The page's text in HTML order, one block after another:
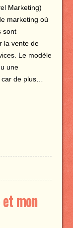
Marketing)
marketing où
sont
la vente de
Le modèle
une
de plus…
mon